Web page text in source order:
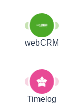
webCRM
Timelog